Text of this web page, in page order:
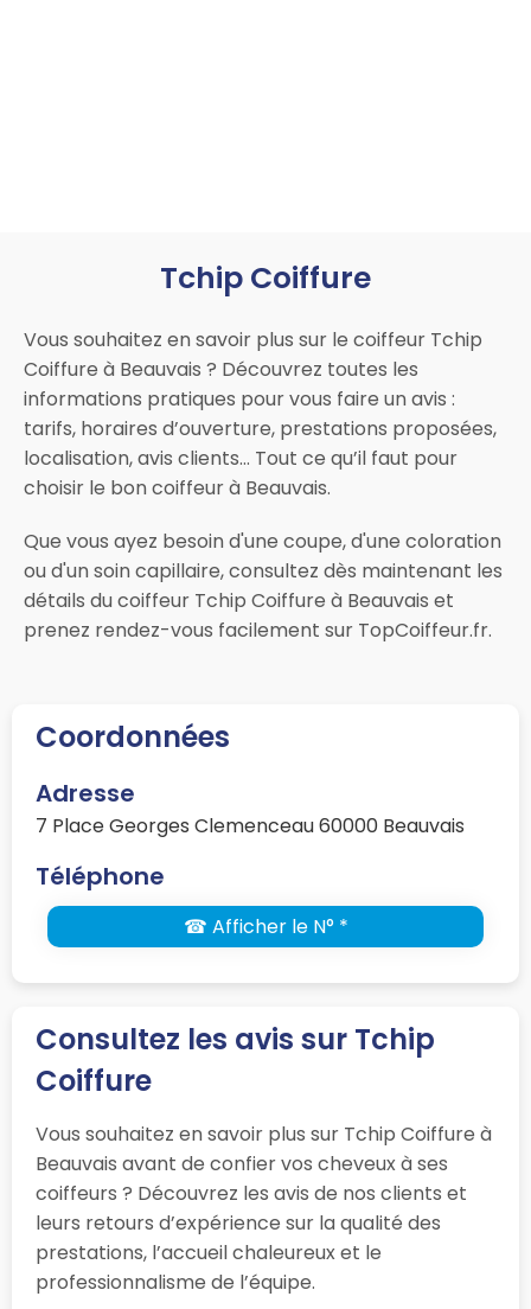
Tchip Coiffure
Vous souhaitez en savoir plus sur le coiffeur Tchip
Coiffure à Beauvais ? Découvrez toutes les
informations pratiques pour vous faire un avis :
tarifs, horaires d’ouverture, prestations proposées,
localisation, avis clients… Tout ce qu’il faut pour
choisir le bon coiffeur à Beauvais.
Que vous ayez besoin d'une coupe, d'une coloration
ou d'un soin capillaire, consultez dès maintenant les
détails du coiffeur Tchip Coiffure à Beauvais et
prenez rendez-vous facilement sur TopCoiffeur.fr.
Coordonnées
Adresse
7 Place Georges Clemenceau 60000 Beauvais
Téléphone
☎ Afficher le N° *
Consultez les avis sur Tchip
Coiffure
Vous souhaitez en savoir plus sur Tchip Coiffure à
Beauvais avant de confier vos cheveux à ses
coiffeurs ? Découvrez les avis de nos clients et
leurs retours d’expérience sur la qualité des
prestations, l’accueil chaleureux et le
professionnalisme de l’équipe.